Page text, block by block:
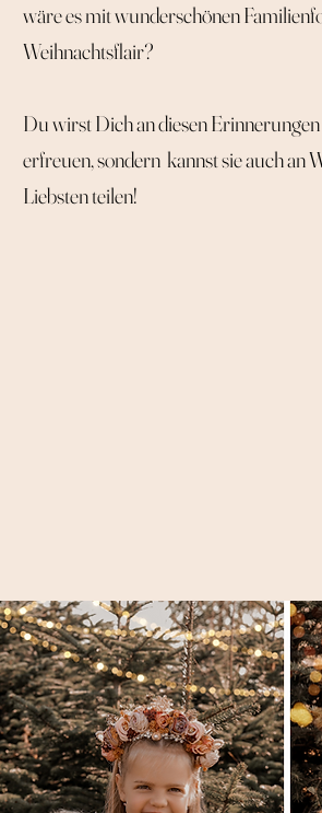
wäre es mit wunderschönen
Weihnachtsflair?
Du wirst Dich an diesen
erfreuen, sondern kannst sie auch an
Liebsten teilen!